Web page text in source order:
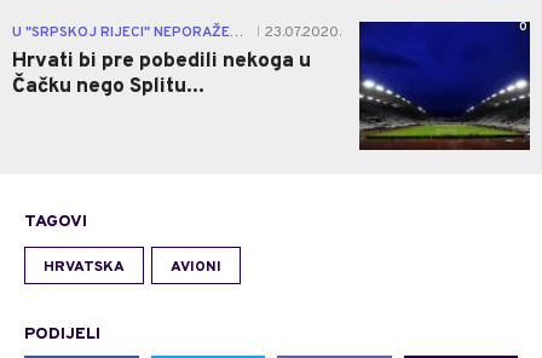
U "SRPSKOJ RIJECI" NEPORAŽENI... 23.07.2020.
Hrvati bi pre pobedili nekoga u
Čačku nego Splitu...
0
TAGOVI
HRVATSKA AVIONI
PODIJELI